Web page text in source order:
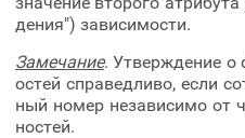
дения") зависимости.
Замечание. Утверждение о
остей справедливо, если
ный номер независимо от
ностей.